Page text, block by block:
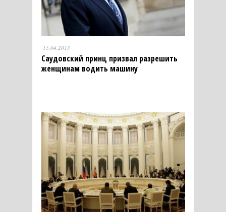
15.04.2013
Саудовский принц призвал разрешить
женщинам водить машину